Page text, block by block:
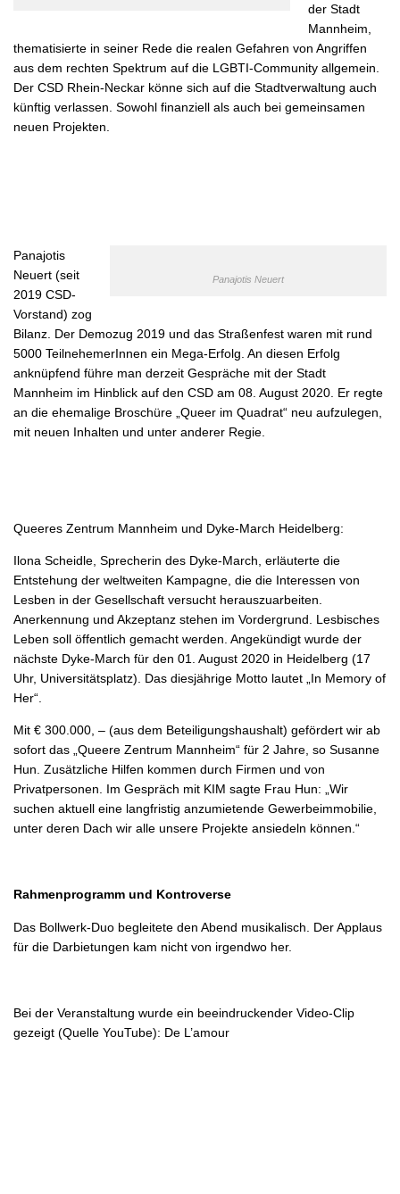
der Stadt
Mannheim,
thematisierte in seiner Rede die realen Gefahren von Angriffen
aus dem rechten Spektrum auf die LGBTI-Community allgemein.
Der CSD Rhein-Neckar könne sich auf die Stadtverwaltung auch
künftig verlassen. Sowohl finanziell als auch bei gemeinsamen
neuen Projekten.
Panajotis Neuert
Panajotis
Neuert (seit
2019 CSD-
Vorstand) zog
Bilanz. Der Demozug 2019 und das Straßenfest waren mit rund
5000 TeilnehemerInnen ein Mega-Erfolg. An diesen Erfolg
anknüpfend führe man derzeit Gespräche mit der Stadt
Mannheim im Hinblick auf den CSD am 08. August 2020. Er regte
an die ehemalige Broschüre „Queer im Quadrat“ neu aufzulegen,
mit neuen Inhalten und unter anderer Regie.
Queeres Zentrum Mannheim und Dyke-March Heidelberg:
Ilona Scheidle, Sprecherin des Dyke-March, erläuterte die
Entstehung der weltweiten Kampagne, die die Interessen von
Lesben in der Gesellschaft versucht herauszuarbeiten.
Anerkennung und Akzeptanz stehen im Vordergrund. Lesbisches
Leben soll öffentlich gemacht werden. Angekündigt wurde der
nächste Dyke-March für den 01. August 2020 in Heidelberg (17
Uhr, Universitätsplatz). Das diesjährige Motto lautet „In Memory of
Her“.
Mit € 300.000, – (aus dem Beteiligungshaushalt) gefördert wir ab
sofort das „Queere Zentrum Mannheim“ für 2 Jahre, so Susanne
Hun. Zusätzliche Hilfen kommen durch Firmen und von
Privatpersonen. Im Gespräch mit KIM sagte Frau Hun: „Wir
suchen aktuell eine langfristig anzumietende Gewerbeimmobilie,
unter deren Dach wir alle unsere Projekte ansiedeln können.“
Rahmenprogramm und Kontroverse
Das Bollwerk-Duo begleitete den Abend musikalisch. Der Applaus
für die Darbietungen kam nicht von irgendwo her.
Bei der Veranstaltung wurde ein beeindruckender Video-Clip
gezeigt (Quelle YouTube): De L’amour